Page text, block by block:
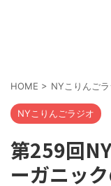
HOME > NYこりんご
NYこりんごラジオ
第259回
ーガニッ